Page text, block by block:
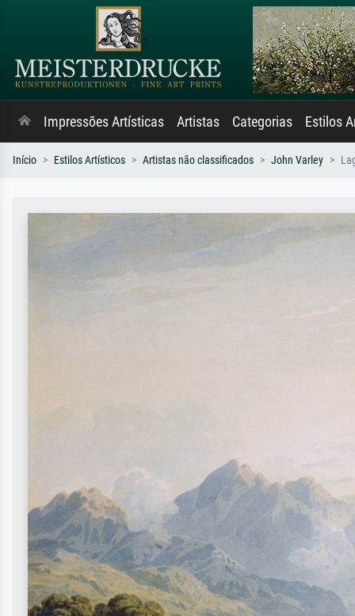
Impressões Artísticas Artistas Categorias Estilos
Início Estilos Artísticos Artistas não classificados John Varley